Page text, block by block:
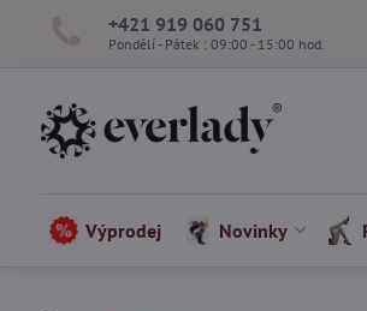
+421 919 060 751
Pondělí - Pátek : 09:00 - 15:00 hod.
Výprodej Novinky